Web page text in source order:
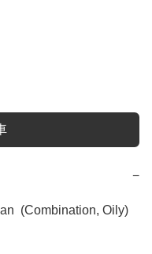
−
(Combination, Oily)